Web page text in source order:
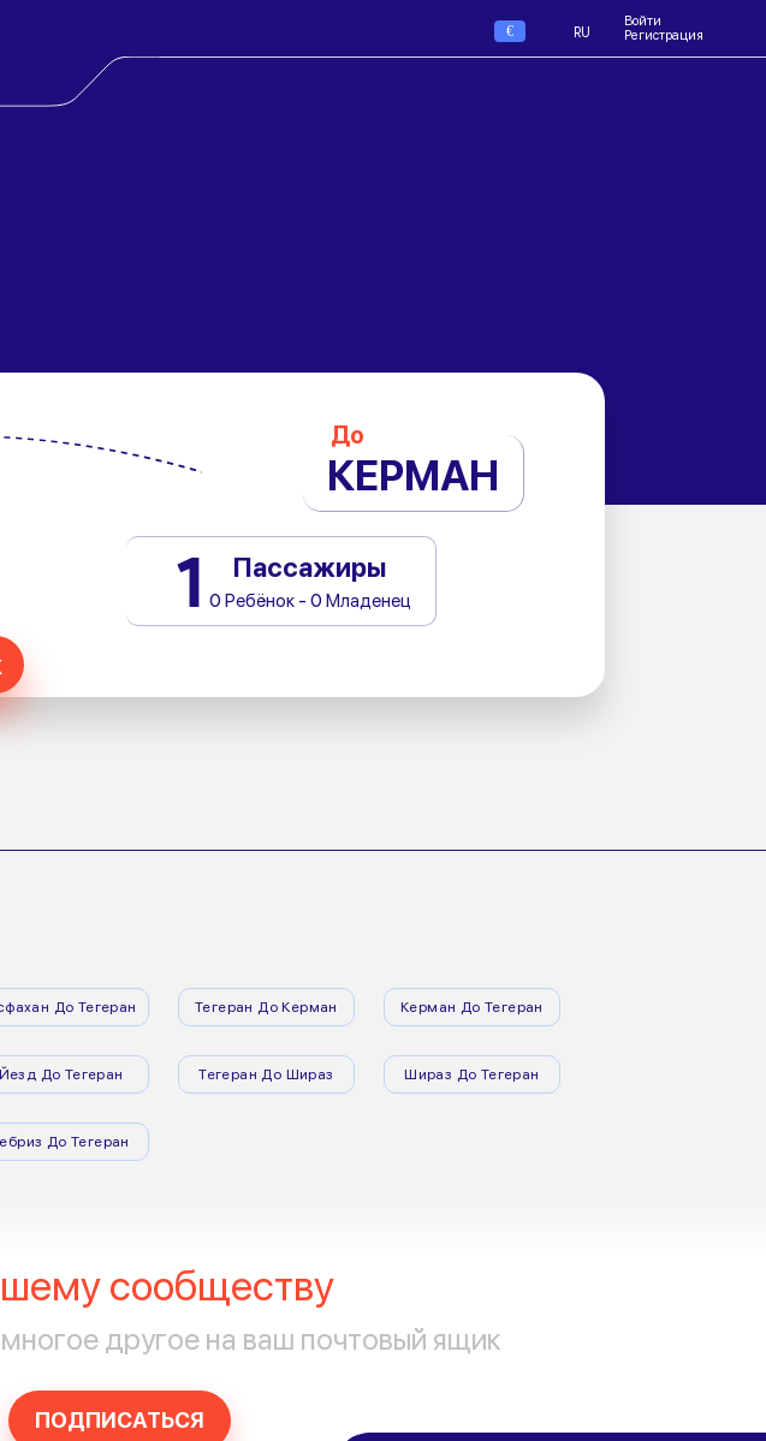
€ RU
Войти
Регистрация
До
КЕРМАН
1 Пассажиры
0 Ребёнок - 0 Младенец
До Тегеран Тегеран До Керман Керман До Тегеран
Йезд До Тегеран Тегеран До Шираз Шираз До Тегеран
До Тегеран
сообществу
другое на ваш почтовый ящик
ПОДПИСАТЬСЯ